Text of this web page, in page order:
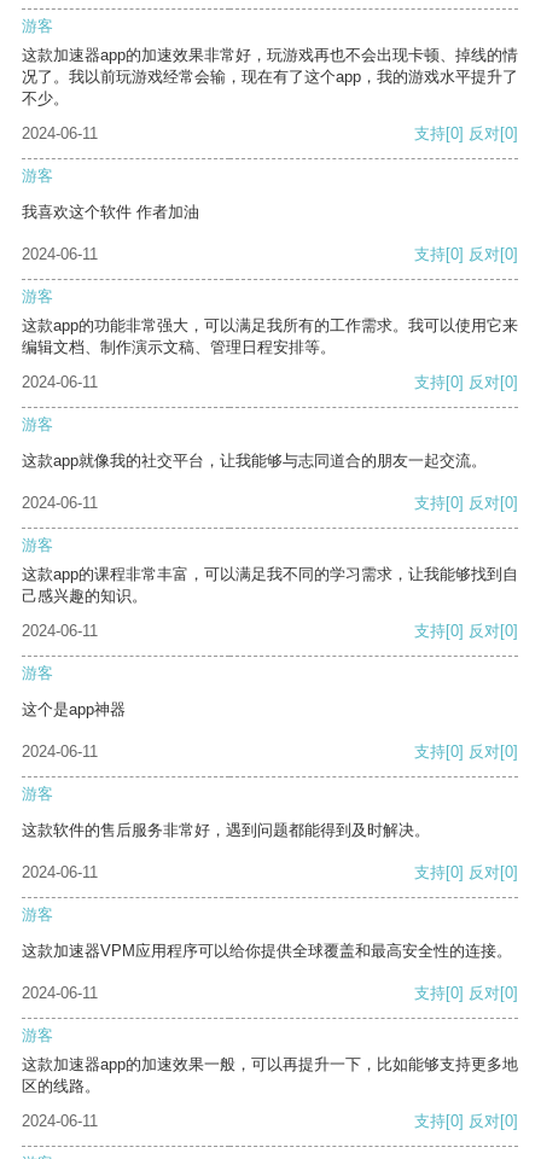
游客
这款加速器app的加速效果非常好，玩游戏再也不会出现卡顿、掉线的情
况了。我以前玩游戏经常会输，现在有了这个app，我的游戏水平提升了
不少。
2024-06-11
支持[0] 反对[0]
游客
我喜欢这个软件 作者加油
2024-06-11 支持[0] 反对[0]
游客
这款app的功能非常强大，可以满足我所有的工作需求。我可以使用它来
编辑文档、制作演示文稿、管理日程安排等。
2024-06-11
支持[0] 反对[0]
游客
这款app就像我的社交平台，让我能够与志同道合的朋友一起交流。
2024-06-11 支持[0] 反对[0]
游客
这款app的课程非常丰富，可以满足我不同的学习需求，让我能够找到自
己感兴趣的知识。
2024-06-11
支持[0] 反对[0]
游客
这个是app神器
2024-06-11 支持[0] 反对[0]
游客
这款软件的售后服务非常好，遇到问题都能得到及时解决。
2024-06-11 支持[0] 反对[0]
游客
这款加速器VPM应用程序可以给你提供全球覆盖和最高安全性的连接。
2024-06-11 支持[0] 反对[0]
游客
这款加速器app的加速效果一般，可以再提升一下，比如能够支持更多地
区的线路。
2024-06-11
支持[0] 反对[0]